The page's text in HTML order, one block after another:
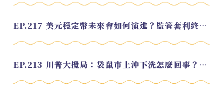
EP.217 美元穩定幣未來會如何演進？監管套利終將收斂？feat. 研究員 余哲安
EP.213 川普大攪局：袋鼠市上沖下洗怎麼回事？feat. Alvin